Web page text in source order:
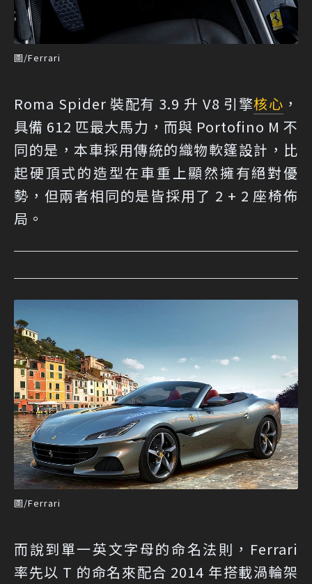
圖/Ferrari
Roma Spider 裝配有 3.9 升 V8 引擎核心 ，
具備 612 匹最大馬力，而與 Portofino M 不
同的是，本車採用傳統的織物軟篷設計，比
起硬頂式的造型在車重上顯然擁有絕對優
勢，但兩者相同的是皆採用了 2 + 2 座椅佈
局。
圖/Ferrari
而說到單一英文字母的命名法則，Ferrari
率先以 T 的命名來配合 2014 年搭載渦輪架